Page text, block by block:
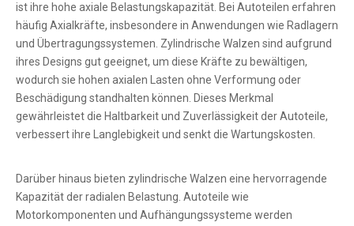
ist ihre hohe axiale Belastungskapazität. Bei Autoteilen erfahren
häufig Axialkräfte, insbesondere in Anwendungen wie Radlagern
und Übertragungssystemen. Zylindrische Walzen sind aufgrund
ihres Designs gut geeignet, um diese Kräfte zu bewältigen,
wodurch sie hohen axialen Lasten ohne Verformung oder
Beschädigung standhalten können. Dieses Merkmal
gewährleistet die Haltbarkeit und Zuverlässigkeit der Autoteile,
verbessert ihre Langlebigkeit und senkt die Wartungskosten.
Darüber hinaus bieten zylindrische Walzen eine hervorragende
Kapazität der radialen Belastung. Autoteile wie
Motorkomponenten und Aufhängungssysteme werden